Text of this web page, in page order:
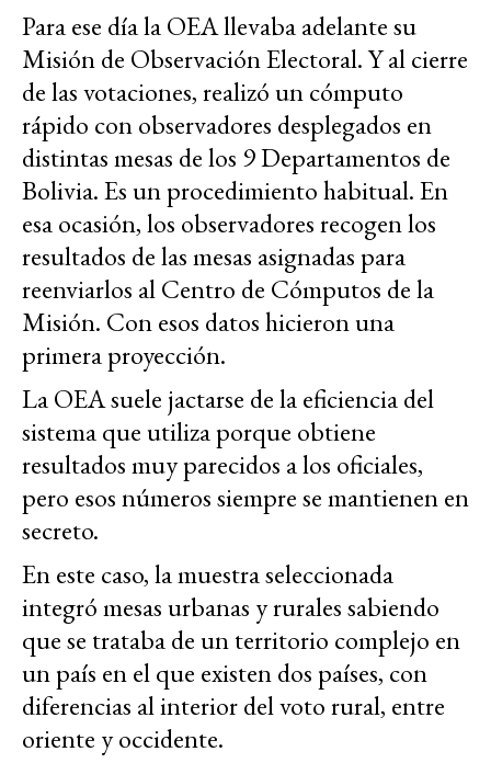
Para ese día la OEA llevaba adelante su
Misión de Observación Electoral. Y al cierre
de las votaciones, realizó un cómputo
rápido con observadores desplegados en
distintas mesas de los 9 Departamentos de
Bolivia. Es un procedimiento habitual. En
esa ocasión, los observadores recogen los
resultados de las mesas asignadas para
reenviarlos al Centro de Cómputos de la
Misión. Con esos datos hicieron una
primera proyección.
La OEA suele jactarse de la eficiencia del
sistema que utiliza porque obtiene
resultados muy parecidos a los oficiales,
pero esos números siempre se mantienen en
secreto.
En este caso, la muestra seleccionada
integró mesas urbanas y rurales sabiendo
que se trataba de un territorio complejo en
un país en el que existen dos países, con
diferencias al interior del voto rural, entre
oriente y occidente.